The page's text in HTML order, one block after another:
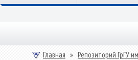
Главная » Репозиторий ГрГУ